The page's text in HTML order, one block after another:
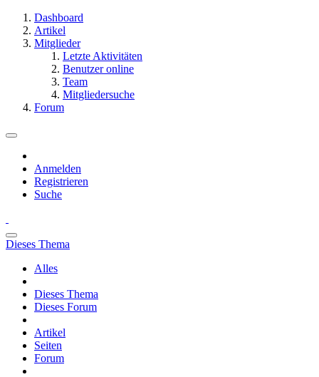
Dashboard
Artikel
Mitglieder
Letzte Aktivitäten
Benutzer online
Team
Mitgliedersuche
Forum
Anmelden
Registrieren
Suche
Dieses Thema
Alles
Dieses Thema
Dieses Forum
Artikel
Seiten
Forum